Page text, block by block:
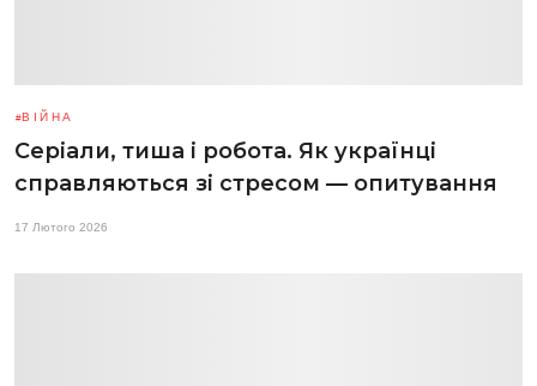
ВІЙНА
Серіали, тиша і робота. Як українці
справляються зі стресом — опитування
17 Лютого 2026